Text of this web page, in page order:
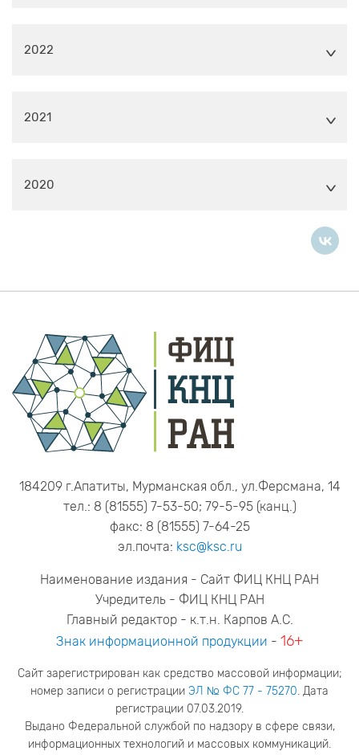
2022
2021
2020
184209 г.Апатиты, Мурманская обл., ул.Ферсмана, 14
тел.: 8 (81555) 7-53-50; 79-5-95 (канц.)
факс: 8 (81555) 7-64-25
эл.почта: ksc@ksc.ru
Наименование издания - Сайт ФИЦ КНЦ РАН
Учредитель - ФИЦ КНЦ РАН
Главный редактор - к.т.н. Карпов А.С.
Знак информационной продукции - 16+
Сайт зарегистрирован как средство массовой информации;
номер записи о регистрации ЭЛ № ФС 77 - 75270. Дата
регистрации 07.03.2019.
Выдано Федеральной службой по надзору в сфере связи,
информационных технологий и массовых коммуникаций.